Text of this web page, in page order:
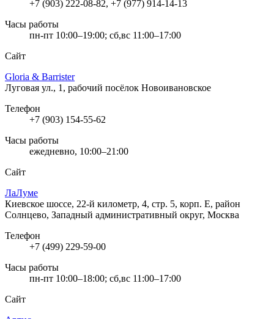
+7 (903) 222-08-82, +7 (977) 914-14-13
Часы работы
пн-пт 10:00–19:00; сб,вс 11:00–17:00
Сайт
Gloria & Barrister
Луговая ул., 1, рабочий посёлок Новоивановское
Телефон
+7 (903) 154-55-62
Часы работы
ежедневно, 10:00–21:00
Сайт
ЛаЛуме
Киевское шоссе, 22-й километр, 4, стр. 5, корп. Е, район
Солнцево, Западный административный округ, Москва
Телефон
+7 (499) 229-59-00
Часы работы
пн-пт 10:00–18:00; сб,вс 11:00–17:00
Сайт